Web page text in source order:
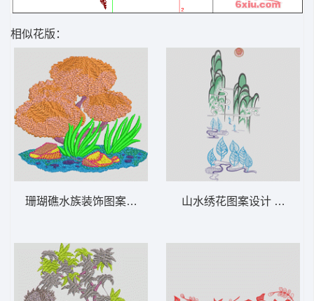
相似花版：
珊瑚礁水族装饰图案 树 山水绣花图案设计 风景 山